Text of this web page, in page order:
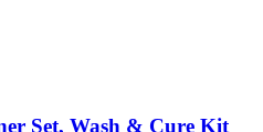
Set, Wash & Cure Kit